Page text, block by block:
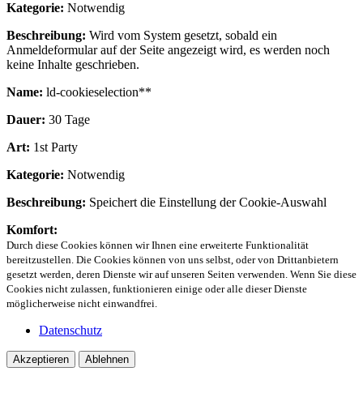
Kategorie: Notwendig
Beschreibung: Wird vom System gesetzt, sobald ein
Anmeldeformular auf der Seite angezeigt wird, es werden noch
keine Inhalte geschrieben.
Name: ld-cookieselection**
Dauer: 30 Tage
Art: 1st Party
Kategorie: Notwendig
Beschreibung: Speichert die Einstellung der Cookie-Auswahl
Komfort:
Durch diese Cookies können wir Ihnen eine erweiterte Funktionalität
bereitzustellen. Die Cookies können von uns selbst, oder von Drittanbietern
gesetzt werden, deren Dienste wir auf unseren Seiten verwenden. Wenn Sie diese
Cookies nicht zulassen, funktionieren einige oder alle dieser Dienste
möglicherweise nicht einwandfrei.
Datenschutz
Akzeptieren Ablehnen